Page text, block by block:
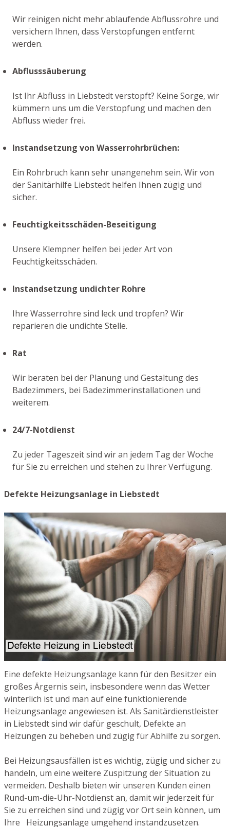
Wir reinigen nicht mehr ablaufende Abflussrohre und
versichern Ihnen, dass Verstopfungen entfernt
werden.
Abflusssäuberung
Ist Ihr Abfluss in Liebstedt verstopft? Keine Sorge, wir
kümmern uns um die Verstopfung und machen den
Abfluss wieder frei.
Instandsetzung von Wasserrohrbrüchen:
Ein Rohrbruch kann sehr unangenehm sein. Wir von
der Sanitärhilfe Liebstedt helfen Ihnen zügig und
sicher.
Feuchtigkeitsschäden-Beseitigung
Unsere Klempner helfen bei jeder Art von
Feuchtigkeitsschäden.
Instandsetzung undichter Rohre
Ihre Wasserrohre sind leck und tropfen? Wir
reparieren die undichte Stelle.
Rat
Wir beraten bei der Planung und Gestaltung des
Badezimmers, bei Badezimmerinstallationen und
weiterem.
24/7-Notdienst
Zu jeder Tageszeit sind wir an jedem Tag der Woche
für Sie zu erreichen und stehen zu Ihrer Verfügung.
Defekte Heizungsanlage in Liebstedt
Eine defekte Heizungsanlage kann für den Besitzer ein
großes Ärgernis sein, insbesondere wenn das Wetter
winterlich ist und man auf eine funktionierende
Heizungsanlage angewiesen ist. Als Sanitärdienstleister
in Liebstedt sind wir dafür geschult, Defekte an
Heizungen zu beheben und zügig für Abhilfe zu sorgen.
Bei Heizungsausfällen ist es wichtig, zügig und sicher zu
handeln, um eine weitere Zuspitzung der Situation zu
vermeiden. Deshalb bieten wir unseren Kunden einen
Rund-um-die-Uhr-Notdienst an, damit wir jederzeit für
Sie zu erreichen sind und zügig vor Ort sein können, um
Ihre Heizungsanlage umgehend instandzusetzen.